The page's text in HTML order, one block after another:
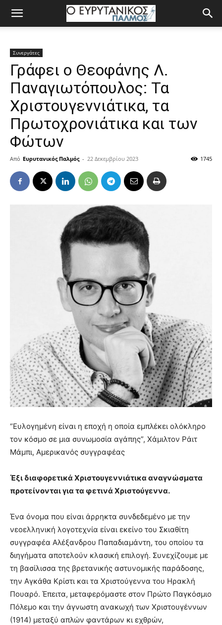
Συνεργάτες
Γράφει ο Θεοφάνης Λ.
Παναγιωτόπουλος: Τα
Χριστουγεννιάτικα, τα
Πρωτοχρονιάτικα και των
Φώτων
Από Ευρυτανικός Παλμός - 22 Δεκεμβρίου 2023 1745
“Ευλογημένη είναι η εποχή η οποία εμπλέκει ολόκληρο
τον κόσμο σε μια συνωμοσία αγάπης”, Χάμιλτον Ράιτ
Μάμπι, Αμερικανός συγγραφέας
Έξι διαφορετικά Χριστουγεννιάτικα αναγνώσματα
προτείνονται για τα φετινά Χριστούγεννα.
Ένα όνομα που είναι άρρηκτα συνδεδεμένο με την
νεοελληνική λογοτεχνία είναι εκείνο του Σκιαθίτη
συγγραφέα Αλέξανδρου Παπαδιαμάντη, του οποίου τα
διηγήματα αποτελούν κλασική επιλογή. Συνεχίζουμε με
τη βασίλισσα της βρετανικής αστυνομικής παράδοσης,
την Αγκάθα Κρίστι και τα Χριστούγεννα του Ηρακλή
Πουαρό. Έπειτα, μεταφερόμαστε στον Πρώτο Παγκόσμιο
Πόλεμο και την άγνωστη ανακωχή των Χριστουγέννων
(1914) μεταξύ απλών φαντάρων κι εχθρών,